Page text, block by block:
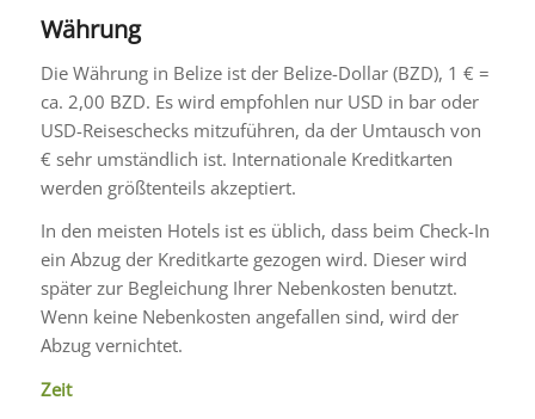
Währung
Die Währung in Belize ist der Belize-Dollar (BZD), 1 € =
ca. 2,00 BZD. Es wird empfohlen nur USD in bar oder
USD-Reiseschecks mitzuführen, da der Umtausch von
€ sehr umständlich ist. Internationale Kreditkarten
werden größtenteils akzeptiert.
In den meisten Hotels ist es üblich, dass beim Check-In
ein Abzug der Kreditkarte gezogen wird. Dieser wird
später zur Begleichung Ihrer Nebenkosten benutzt.
Wenn keine Nebenkosten angefallen sind, wird der
Abzug vernichtet.
Zeit